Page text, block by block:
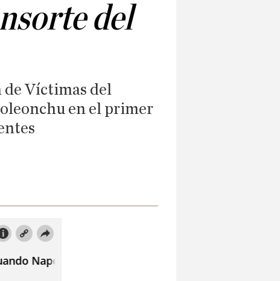
del
Víctimas del
en el primer